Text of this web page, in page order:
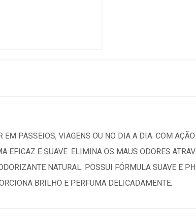
EM PASSEIOS, VIAGENS OU NO DIA A DIA. COM
EFICAZ E SUAVE. ELIMINA OS MAUS ODORES
NATURAL. POSSUI FÓRMULA SUAVE E
BRILHO E PERFUMA DELICADAMENTE.